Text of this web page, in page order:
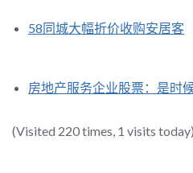
58同城大幅折价收购安居客
房地产服务企业股票：是时
(Visited 220 times, 1 visits today)